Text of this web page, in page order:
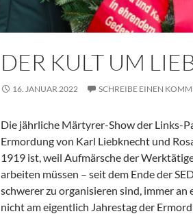
DER KULT UM
16. JANUAR 2022 SCHREIBE EINEN
Die jährliche Märtyrer-Show der Links-
Ermordung von Karl Liebknecht und
1919 ist, weil Aufmärsche der
arbeiten müssen – seit dem Ende der
schwerer zu organisieren sind, immer an
nicht am eigentlich Jahrestag der